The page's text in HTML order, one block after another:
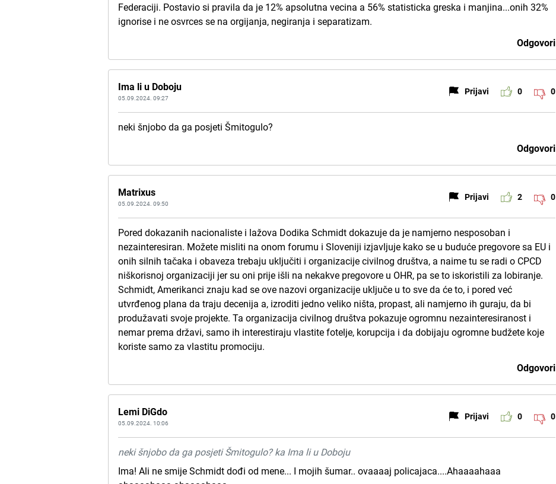
Federaciji. Postavio si pravila da je 12% apsolutna vecina a 56% statisticka greska i manjina...onih 32%
ignorise i ne osvrces se na orgijanja, negiranja i separatizam.
Odgovori
Ima li u Doboju
05.09.2024. 09:27
Prijavi 0 0
neki šnjobo da ga posjeti Šmitogulo?
Odgovori
Matrixus
05.09.2024. 09:50
Prijavi 2 0
Pored dokazanih nacionaliste i lažova Dodika Schmidt dokazuje da je namjerno nesposoban i
nezainteresiran. Možete misliti na onom forumu i Sloveniji izjavljuje kako se u buduće pregovore sa EU i
onih silnih tačaka i obaveza trebaju uključiti i organizacije civilnog društva, a naime tu se radi o CPCD
niškorisnoj organizaciji jer su oni prije išli na nekakve pregovore u OHR, pa se to iskoristili za lobiranje.
Schmidt, Amerikanci znaju kad se ove nazovi organizacije uključe u to sve da će to, i pored već
utvrđenog plana da traju decenija a, izroditi jedno veliko ništa, propast, ali namjerno ih guraju, da bi
produžavati svoje projekte. Ta organizacija civilnog društva pokazuje ogromnu nezainteresiranost i
nemar prema državi, samo ih interestiraju vlastite fotelje, korupcija i da dobijaju ogromne budžete koje
koriste samo za vlastitu promociju.
Odgovori
Lemi DiGdo
05.09.2024. 10:06
Prijavi 0 0
neki šnjobo da ga posjeti Šmitogulo? ka Ima li u Doboju
Ima! Ali ne smije Schmidt dođi od mene... I mojih šumar.. ovaaaaj policajaca....Ahaaaahaaa